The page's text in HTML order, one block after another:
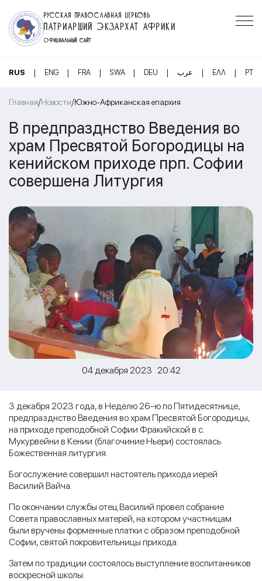
РУССКАЯ ПРАВОСЛАВНАЯ ЦЕРКОВЬ
ПАТРИАРШИЙ ЭКЗАРХАТ АФРИКИ
ОФИЦИАЛЬНЫЙ САЙТ
RUS | ENG | FRA | SWA | DEU | عرب | ΕΛΛ | PT
Главная/Новости/Южно-Африканская епархия
В предпразднство Введения во
храм Пресвятой Богородицы на
кенийском приходе прп. Софии
совершена Литургия
04 декабря 2023 20:42
3 декабря 2023 года, в Неделю 26-ю по Пятидесятнице,
предпразднство Введения во храм Пресвятой Богородицы,
на приходе преподобной Софии Фракийской в с.
Мукурвейни в Кении (благочиние Ньери) состоялась
Божественная литургия.
Богослужение совершил настоятель прихода иерей
Василий Вайча.
По окончании службы отец Василий провел собрание
Совета православных матерей, на котором участницам
были вручены форменные платки с образом преподобной
Софии, святой покровительницы прихода.
Затем по традиции состоялось выступление воспитанников
воскресной школы.